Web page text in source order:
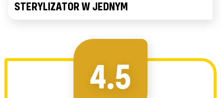
STERYLIZATOR W JEDNYM
4.5